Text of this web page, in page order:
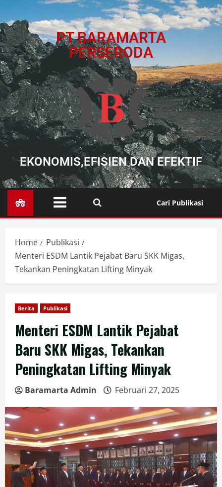
PT BARAMARTA
PERSERODA
EKONOMIS,EFISIEN DAN EFEKTIF
Cari Publikasi
Home
Publikasi
Menteri ESDM Lantik Pejabat Baru SKK Migas,
Tekankan Peningkatan Lifting Minyak
Berita Publikasi
Menteri ESDM Lantik Pejabat
Baru SKK Migas, Tekankan
Peningkatan Lifting Minyak
Baramarta Admin Februari 27, 2025